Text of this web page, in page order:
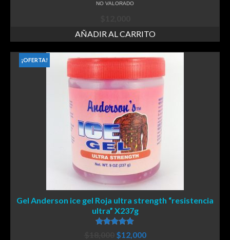
NO VALORADO
AÑADIR AL CARRITO
¡OFERTA!
Gel Anderson ice gel Roja ultra strength “resistencia
ultra” X237g
Valorado en
$12,000